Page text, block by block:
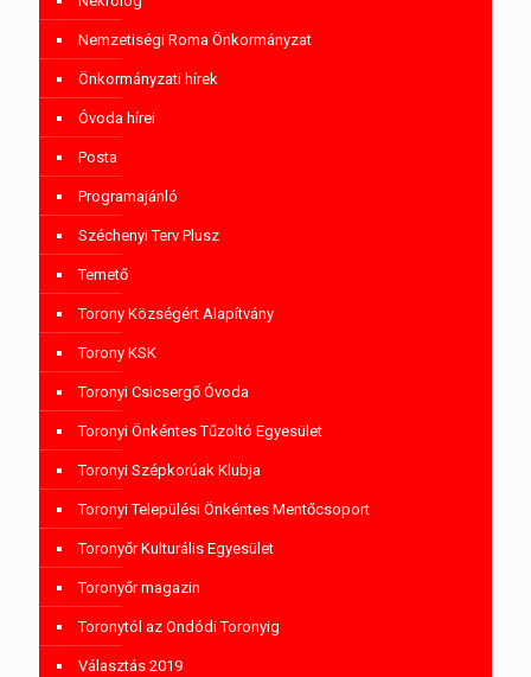
Nemzetiségi Roma Önkormányzat
Önkormányzati hírek
Óvoda hírei
Posta
Programajánló
Széchenyi Terv Plusz
Temető
Torony Községért Alapítvány
Torony KSK
Toronyi Csicsergő Óvoda
Toronyi Önkéntes Tűzoltó Egyesület
Toronyi Szépkorúak Klubja
Toronyi Települési Önkéntes Mentőcsoport
Toronyőr Kulturális Egyesület
Toronyőr magazin
Toronytól az Ondódi Toronyig
Választás 2019